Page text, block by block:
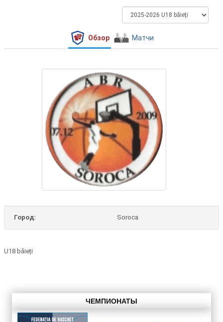
Обзор Матчи
Город: Soroca
U18 băieți
ЧЕМПИОНАТЫ